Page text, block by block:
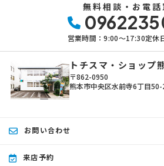
無料相談・お電話
営業時間：9:00〜17:30定休
トチスマ・ショップ
〒862-0950
熊本市中央区水前寺6丁目50-
お問い合わせ
来店予約